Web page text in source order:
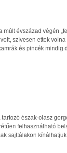
múlt évszázad végén
szívesen ettek
és pincék
tartozó észak-olasz
felhasználható
sajttálakon